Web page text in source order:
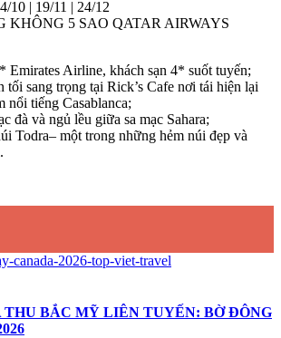
10 | 19/11 | 24/12
KHÔNG 5 SAO QATAR AIRWAYS
Emirates Airline, khách sạn 4* suốt tuyến;
tối sang trọng tại Rick’s Cafe nơi tái hiện lại
nổi tiếng Casablanca;
đà và ngủ lều giữa sa mạc Sahara;
Todra– một trong những hẻm núi đẹp và
BẮC MỸ LIÊN TUYẾN: BỜ ĐÔNG